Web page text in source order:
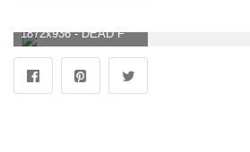
1872x936 - DEAD FOR A DOLLAR. Christoph Waltz Hintergrundbild.